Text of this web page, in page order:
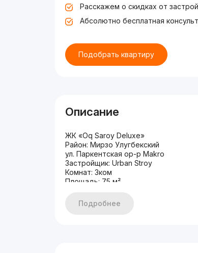
Расскажем о скидках от
Абсолютно бесплатная
Подобрать квартиру
Описание
ЖК «Oq Saroy Deluxe»
Район: Мирзо Улугбекский
ул. Паркентская ор-р Makro
Застройщик: Urban Stroy
Комнат: 3ком
Площадь: 75 м²
Этажность: 7
Кухня с залом вместе .
Подробнее